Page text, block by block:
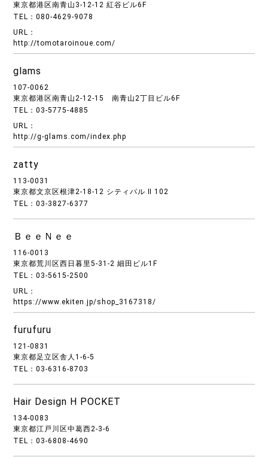
東京都港区南青山3-12-12 紅谷ビル6F
TEL：080-4629-9078
URL：
http://tomotaroinoue.com/
glams
107-0062
東京都港区南青山2-12-15 南青山2丁目ビル6F
TEL：03-5775-4885
URL：
http://g-glams.com/index.php
zatty
113-0031
東京都文京区根津2-18-12 シティパル Ⅱ 102
TEL：03-3827-6377
ＢｅｅＮｅｅ
116-0013
東京都荒川区西日暮里5-31-2 細田ビル1F
TEL：03-5615-2500
URL：
https://www.ekiten.jp/shop_3167318/
furufuru
121-0831
東京都足立区舎人1-6-5
TEL：03-6316-8703
Hair Design H POCKET
134-0083
東京都江戸川区中葛西2-3-6
TEL：03-6808-4690